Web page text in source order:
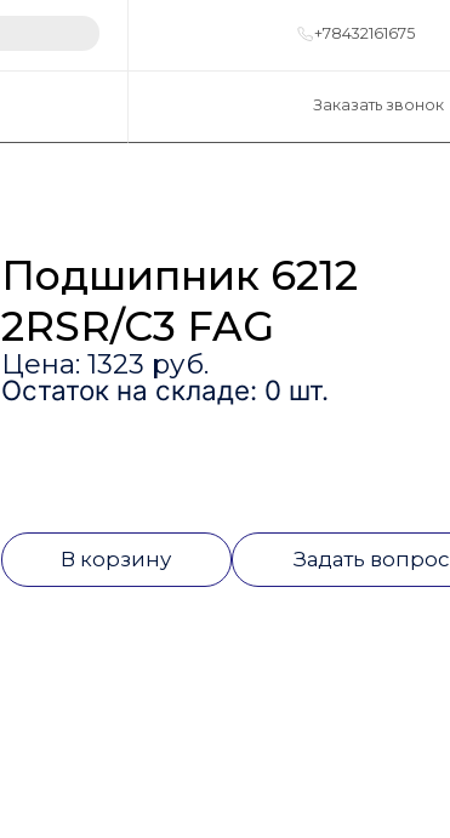
+78432161675
Заказать звонок
Подшипник 6212
2RSR/C3 FAG
Цена: 1323 руб.
Остаток на складе: 0 шт.
В корзину Задать вопрос